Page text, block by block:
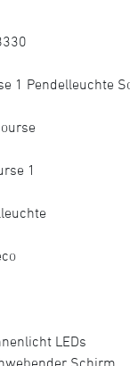
1 Pendelleuchte
1
LEDs
Schirm